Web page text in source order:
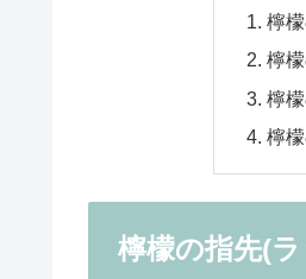
檸
檸
檸
檸
檸檬の指先(